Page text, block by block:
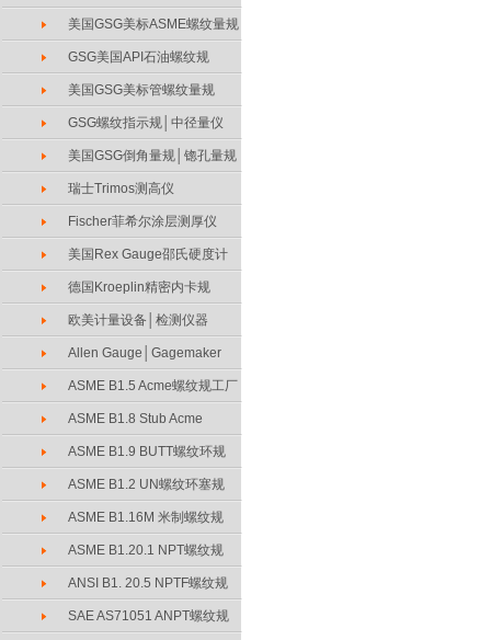
美国GSG美标ASME螺纹量规
GSG美国API石油螺纹规
美国GSG美标管螺纹量规
GSG螺纹指示规│中径量仪
美国GSG倒角量规│锪孔量规
瑞士Trimos测高仪
Fischer菲希尔涂层测厚仪
美国Rex Gauge邵氏硬度计
德国Kroeplin精密内卡规
欧美计量设备│检测仪器
Allen Gauge│Gagemaker
ASME B1.5 Acme螺纹规工厂
ASME B1.8 Stub Acme
ASME B1.9 BUTT螺纹环规
ASME B1.2 UN螺纹环塞规
ASME B1.16M 米制螺纹规
ASME B1.20.1 NPT螺纹规
ANSI B1. 20.5 NPTF螺纹规
SAE AS71051 ANPT螺纹规